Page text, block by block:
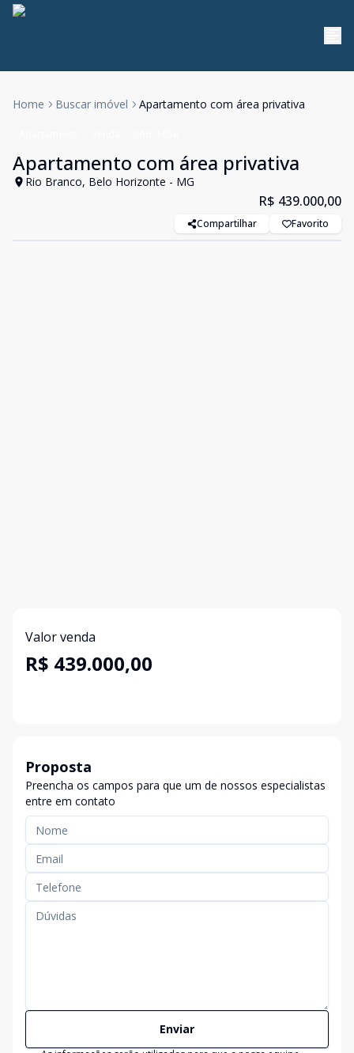
Home Buscar imóvel Apartamento com área privativa
Apartamento com área privativa
Rio Branco, Belo Horizonte - MG
R$ 439.000,00
Compartilhar Favorito
Valor venda
R$ 439.000,00
Proposta
Preencha os campos para que um de nossos especialistas
entre em contato
Enviar